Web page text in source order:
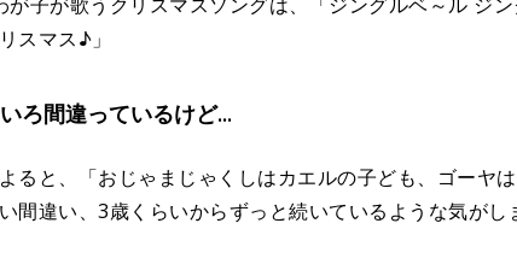
スマス♪」
ろ間違っているけど...
ると、「おじゃまじゃくしはカエルの子ども、ゴーヤ
間違い、3歳くらいからずっと続いているような気がし